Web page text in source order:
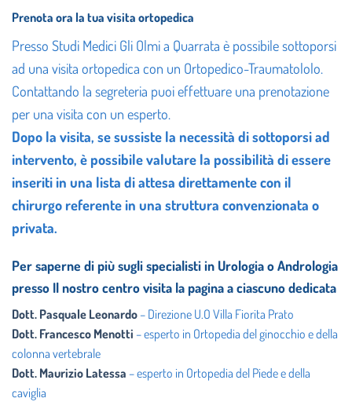
Prenota ora la tua visita ortopedica
Presso Studi Medici Gli Olmi a Quarrata è possibile sottoporsi
ad una visita ortopedica con un Ortopedico-Traumatololo.
Contattando la segreteria puoi effettuare una prenotazione
per una visita con un esperto.
Dopo la visita, se sussiste la necessità di sottoporsi ad
intervento, è possibile valutare la possibilità di essere
inseriti in una lista di attesa direttamente con il
chirurgo referente in una struttura convenzionata o
privata.
Per saperne di più sugli specialisti in Urologia o Andrologia
presso Il nostro centro visita la pagina a ciascuno dedicata
Dott. Pasquale Leonardo– Direzione U.O Villa Fiorita Prato
Dott. Francesco Menotti – esperto in Ortopedia del ginocchio e della
colonna vertebrale
Dott. Maurizio Latessa – esperto in Ortopedia del Piede e della
caviglia